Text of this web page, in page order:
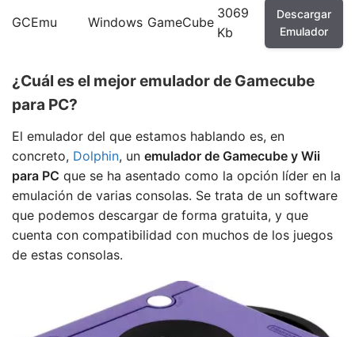
GCEmu Windows GameCube
3069
Kb
Descargar
Emulador
¿Cuál es el mejor emulador de Gamecube
para PC?
El emulador del que estamos hablando es, en
concreto, Dolphin, un emulador de Gamecube y Wii
para PC que se ha asentado como la opción líder en la
emulación de varias consolas. Se trata de un software
que podemos descargar de forma gratuita, y que
cuenta con compatibilidad con muchos de los juegos
de estas consolas.